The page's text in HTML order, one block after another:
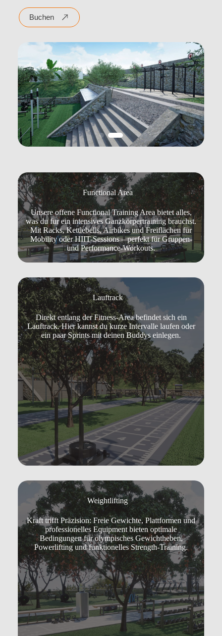
Buchen
Functional Area
Unsere offene Functional Training Area bietet alles,
was du für ein intensives Ganzkörpertraining brauchst.
Mit Racks, Kettlebells, Airbikes und Freiflächen für
Mobility oder HIIT-Sessions – perfekt für Gruppen-
und Performance-Workouts.
Lauftrack
Direkt entlang der Fitness-Area befindet sich ein
Lauftrack. Hier kannst du kurze Intervalle laufen oder
ein paar Sprints mit deinen Buddys einlegen.
Weightlifting
Kraft trifft Präzision: Freie Gewichte, Plattformen und
professionelles Equipment bieten optimale
Bedingungen für olympisches Gewichtheben,
Powerlifting und funktionelles Strength-Training.